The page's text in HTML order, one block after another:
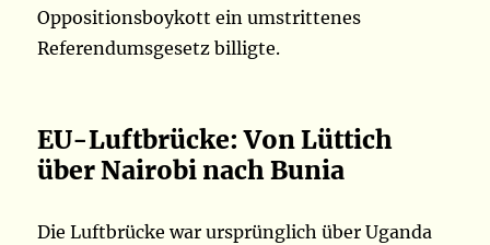
Oppositionsboykott ein umstrittenes
Referendumsgesetz billigte.
EU-Luftbrücke: Von Lüttich
über Nairobi nach Bunia
Die Luftbrücke war ursprünglich über Uganda